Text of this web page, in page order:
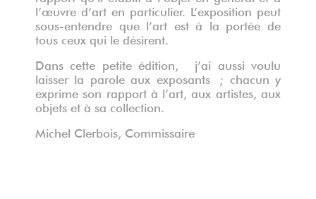
l’œuvre d’art en particulier. L’exposition peut
sous-entendre que l’art est à la portée de
tous ceux qui le désirent.
Dans cette petite édition, j’ai aussi voulu
laisser la parole aux exposants ; chacun y
exprime son rapport à l’art, aux artistes, aux
objets et à sa collection.
Michel Clerbois, Commissaire